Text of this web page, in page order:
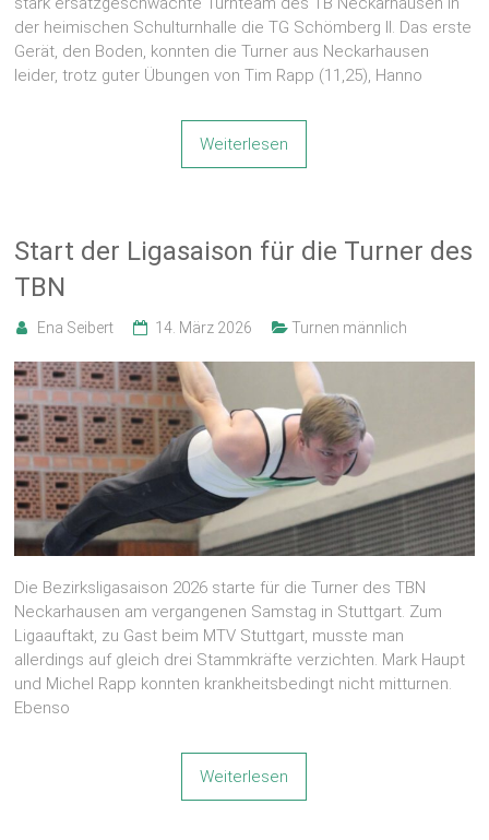
der heimischen Schulturnhalle die TG Schömberg II. Das erste
Gerät, den Boden, konnten die Turner aus Neckarhausen
leider, trotz guter Übungen von Tim Rapp (11,25), Hanno
Weiterlesen
Start der Ligasaison für die Turner des
TBN
Ena Seibert 14. März 2026 Turnen männlich
Die Bezirksligasaison 2026 starte für die Turner des TBN
Neckarhausen am vergangenen Samstag in Stuttgart. Zum
Ligaauftakt, zu Gast beim MTV Stuttgart, musste man
allerdings auf gleich drei Stammkräfte verzichten. Mark Haupt
und Michel Rapp konnten krankheitsbedingt nicht mitturnen.
Ebenso
Weiterlesen